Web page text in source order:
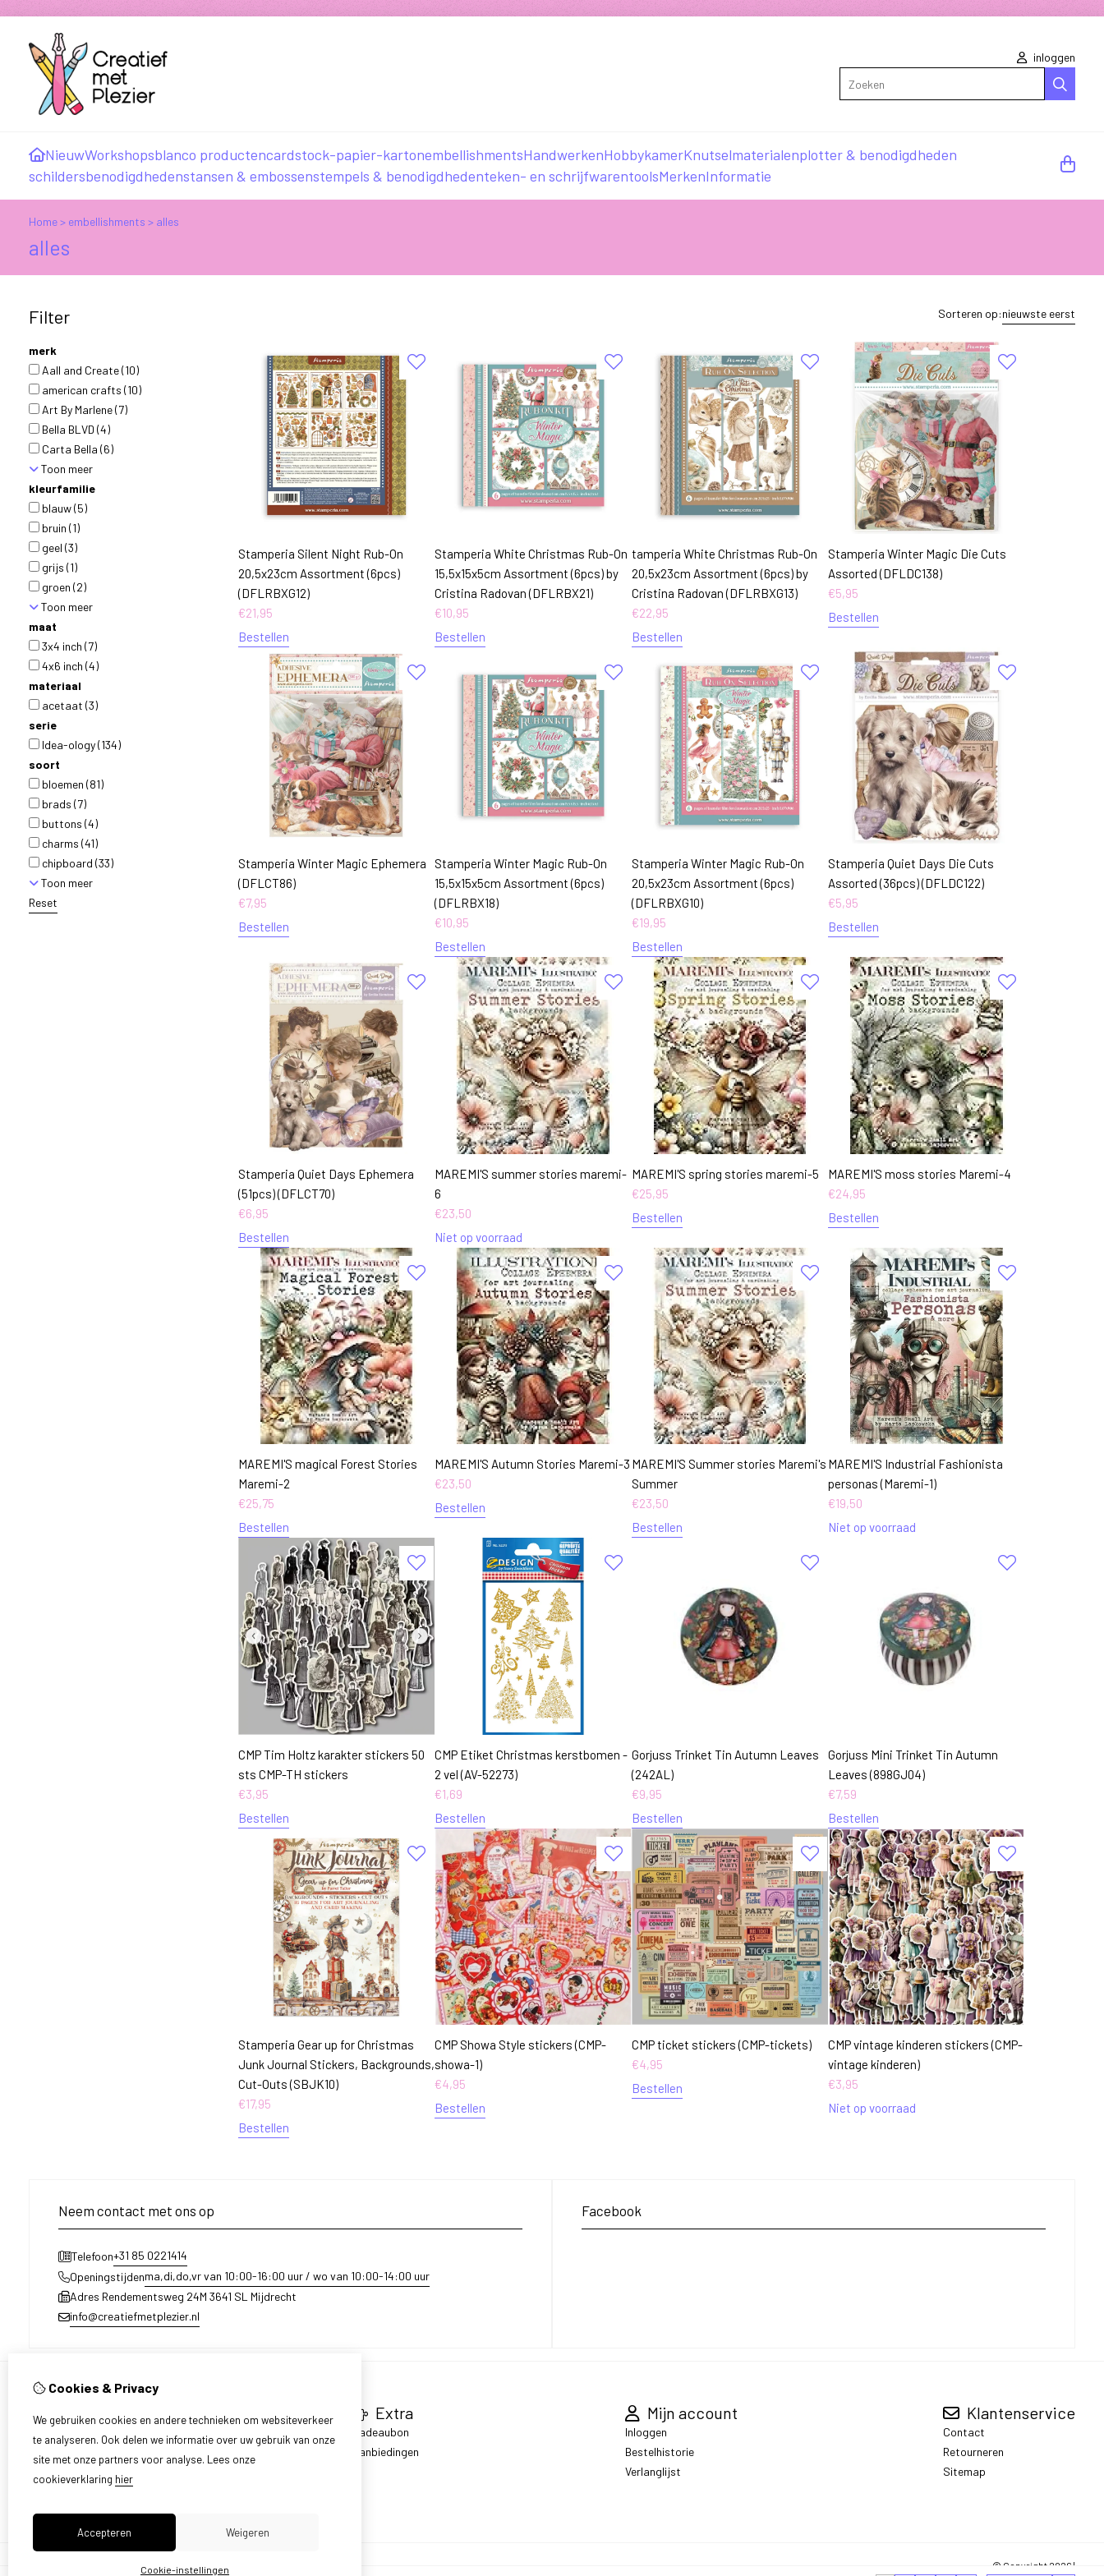
inloggen
NieuwWorkshopsblanco productencardstock-papier-kartonembellishmentsHandwerkenHobbykamerKnutselmaterialenplotter & benodigdheden
schildersbenodigdhedenstansen & embossenstempels & benodigdhedenteken- en schrijfwarentoolsMerkenInformatie
Home> embellishments > alles
alles
Filter
merk
Aall and Create(10)
american crafts (10)
Art By Marlene(7)
Bella BLVD (4)
Carta Bella (6)
Toon meer
kleurfamilie
blauw(5)
bruin (1)
geel (3)
grijs (1)
groen (2)
Toon meer
maat
3x4 inch (7)
4x6 inch (4)
materiaal
acetaat (3)
serie
Idea-ology(134)
soort
bloemen (81)
brads (7)
buttons (4)
charms (41)
chipboard (33)
Toon meer
Reset
Sorteren op:nieuwste eerst
Stamperia Silent Night Rub-On
20,5x23cm Assortment (6pcs)
(DFLRBXG12)
€21,95
Bestellen
Stamperia White Christmas Rub-On
15,5x15x5cm Assortment (6pcs) by
Cristina Radovan (DFLRBX21)
€10,95
Bestellen
tamperia White Christmas Rub-On
20,5x23cm Assortment (6pcs) by
Cristina Radovan (DFLRBXG13)
€22,95
Bestellen
Stamperia Winter Magic Die Cuts
Assorted (DFLDC138)
€5,95
Bestellen
Stamperia Winter Magic Ephemera
(DFLCT86)
€7,95
Bestellen
Stamperia Winter Magic Rub-On
15,5x15x5cm Assortment (6pcs)
(DFLRBX18)
€10,95
Bestellen
Stamperia Winter Magic Rub-On
20,5x23cm Assortment (6pcs)
(DFLRBXG10)
€19,95
Bestellen
Stamperia Quiet Days Die Cuts
Assorted (36pcs) (DFLDC122)
€5,95
Bestellen
Stamperia Quiet Days Ephemera
(51pcs) (DFLCT70)
€6,95
Bestellen
MAREMI'S summer stories maremi-
6
€23,50
Niet op voorraad
MAREMI'S spring stories maremi-5
€25,95
Bestellen
MAREMI'S moss stories Maremi-4
€24,95
Bestellen
MAREMI'S magical Forest Stories
Maremi-2
€25,75
Bestellen
MAREMI'S Autumn Stories Maremi-3
€23,50
Bestellen
MAREMI'S Summer stories Maremi's
Summer
€23,50
Bestellen
MAREMI'S Industrial Fashionista
personas (Maremi-1)
€19,50
Niet op voorraad
CMP Tim Holtz karakter stickers 50
sts CMP-TH stickers
€3,95
Bestellen
CMP Etiket Christmas kerstbomen -
2 vel (AV-52273)
€1,69
Bestellen
Gorjuss Trinket Tin Autumn Leaves
(242AL)
€9,95
Bestellen
Gorjuss Mini Trinket Tin Autumn
Leaves (898GJ04)
€7,59
Bestellen
Stamperia Gear up for Christmas
Junk Journal Stickers, Backgrounds,
Cut-Outs (SBJK10)
€17,95
Bestellen
CMP Showa Style stickers (CMP-
showa-1)
€4,95
Bestellen
CMP ticket stickers (CMP-tickets)
€4,95
Bestellen
CMP vintage kinderen stickers (CMP-
vintage kinderen)
€3,95
Niet op voorraad
Neem contact met ons op
Telefoon+31 85 0221414
Openingstijdenma,di,do,vr van 10:00-16:00 uur / wo van 10:00-14:00 uur
Adres Rendementsweg 24M 3641 SL Mijdrecht
info@creatiefmetplezier.nl
Facebook
Informatie
Algemene voorwaarden
Extra
Cadeaubon
Aanbiedingen
Mijn account
Inloggen
Bestelhistorie
Verlanglijst
Klantenservice
Contact
Retourneren
Sitemap
© Copyright 2026 |
Cookies & Privacy
We gebruiken cookies en andere technieken om websiteverkeer
te analyseren. Ook delen we informatie over uw gebruik van onze
site met onze partners voor analyse. Lees onze
cookieverklaring hier
Accepteren Weigeren
Cookie-instellingen